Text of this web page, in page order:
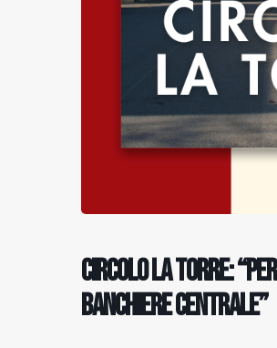
Circolo La Torre:
banchiere centrale”